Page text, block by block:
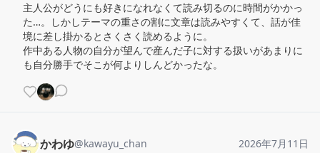
主人公がどうにも好きになれなくて読み切るのに時間がかかっ
た…。しかしテーマの重さの割に文章は読みやすくて、話が佳
境に差し掛かるとさくさく読めるように。
作中ある人物の自分が望んで産んだ子に対する扱いがあまりに
も自分勝手でそこが何よりしんどかったな。
かわゆ@kawayu_chan 2026年7月11日